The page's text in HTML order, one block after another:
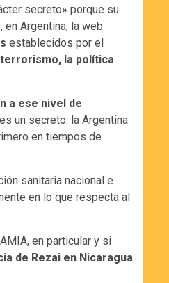
secreto» porque su
Argentina, la web
establecidos por el
la política
a ese nivel de
un secreto: la Argentina
en tiempos de
sanitaria nacional e
en lo que respecta al
en particular y si
de Rezai en Nicaragua